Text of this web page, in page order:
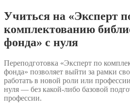
Учиться на «Эксперт
комплектованию
фонда» с нуля
Переподготовка «Эксперт по
фонда» позволяет выйти за рамки
работать в новой роли или
нуля — без какой-либо базовой
профессии.